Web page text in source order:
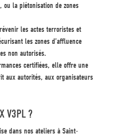
la piétonisation de zones
les actes terroristes et
les zones d’affluence
non autorisés.
certifiées, elle offre une
aux autorités, aux organisateurs
V3PL ?
dans nos ateliers à Saint-